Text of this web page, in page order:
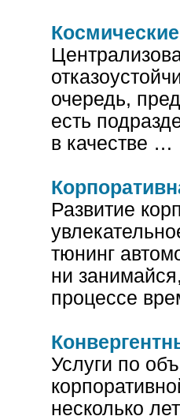
очередь,
есть
в качестве …
Развитие
тюнинг
ни
процессе
Услуги по
несколько